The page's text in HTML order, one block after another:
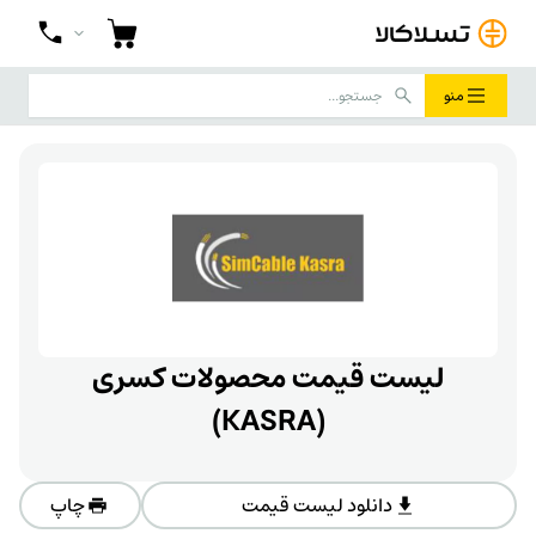
منو
لیست قیمت محصولات کسری
(KASRA)
دانلود لیست قیمت چاپ